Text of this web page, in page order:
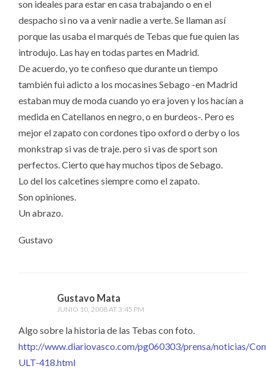
son ideales para estar en casa trabajando o en el
despacho si no va a venir nadie a verte. Se llaman así
porque las usaba el marqués de Tebas que fue quien las
introdujo. Las hay en todas partes en Madrid.
De acuerdo, yo te confieso que durante un tiempo
también fui adicto a los mocasines Sebago -en Madrid
estaban muy de moda cuando yo era joven y los hacían a
medida en Catellanos en negro, o en burdeos-. Pero es
mejor el zapato con cordones tipo oxford o derby o los
monkstrap si vas de traje. pero si vas de sport son
perfectos. Cierto que hay muchos tipos de Sebago.
Lo del los calcetines siempre como el zapato.
Son opiniones.
Un abrazo.
Gustavo
Gustavo Mata
JUNIO 10, 2008 AT 3:45 PM
Algo sobre la historia de las Tebas con foto.
http://www.diariovasco.com/pg060303/prensa/noticias/
ULT-418.html